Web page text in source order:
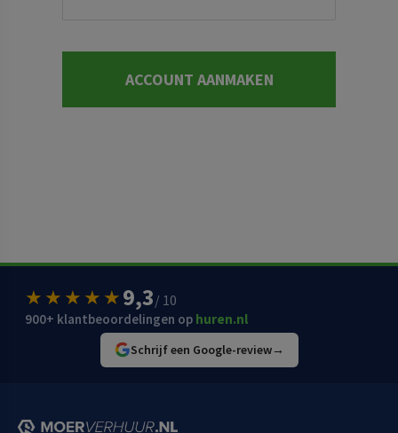
ACCOUNT AANMAKEN
★★★★★9,3/ 10
900+ klantbeoordelingen op huren.nl
Schrijf een Google-review→